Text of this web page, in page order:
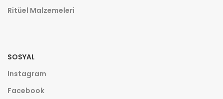
Ritüel Malzemeleri
SOSYAL
Instagram
Facebook